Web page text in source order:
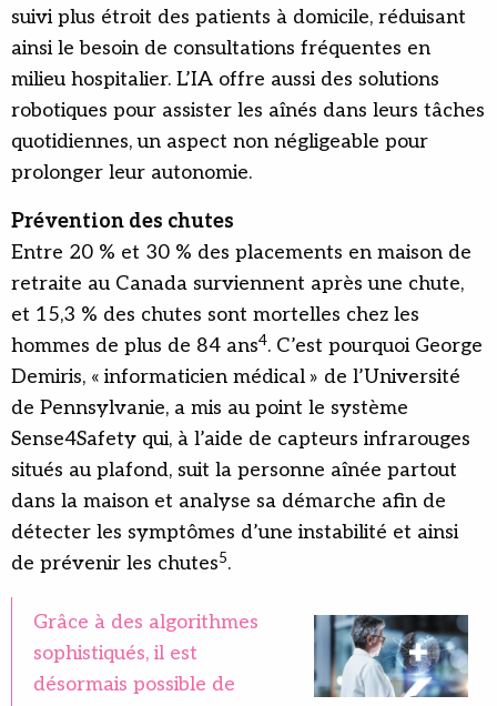
suivi plus étroit des patients à domicile, réduisant
ainsi le besoin de consultations fréquentes en
milieu hospitalier. L’IA offre aussi des solutions
robotiques pour assister les aînés dans leurs tâches
quotidiennes, un aspect non négligeable pour
prolonger leur autonomie.
Prévention des chutes
Entre 20 % et 30 % des placements en maison de
retraite au Canada surviennent après une chute,
et 15,3 % des chutes sont mortelles chez les
hommes de plus de 84 ans4. C’est pourquoi George
Demiris, « informaticien médical » de l’Université
de Pennsylvanie, a mis au point le système
Sense4Safety qui, à l’aide de capteurs infrarouges
situés au plafond, suit la personne aînée partout
dans la maison et analyse sa démarche afin de
détecter les symptômes d’une instabilité et ainsi
de prévenir les chutes5.
Grâce à des algorithmes
sophistiqués, il est
désormais possible de